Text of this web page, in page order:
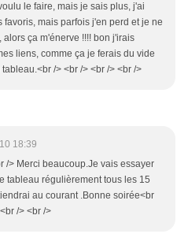
le faire, mais je sais plus, j'ai
favoris, mais parfois j'en perd et je ne
alors ça m'énerve !!!! bon j'irais
liens, comme ça je ferais du vide
/> <br /> <br /> <br />
18:39
/> Merci beaucoup.Je vais essayer
tableau régulièrement tous les 15
au courant .Bonne soirée<br
/> <br />